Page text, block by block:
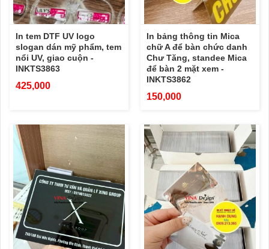
In tem DTF UV logo
slogan dán mỹ phẩm, tem
nổi UV, giao cuộn -
INKTS3863
425,000
In bảng thông tin Mica
chữ A để bàn chức danh
Chư Tăng, standee Mica
để bàn 2 mặt xem -
INKTS3862
150,000